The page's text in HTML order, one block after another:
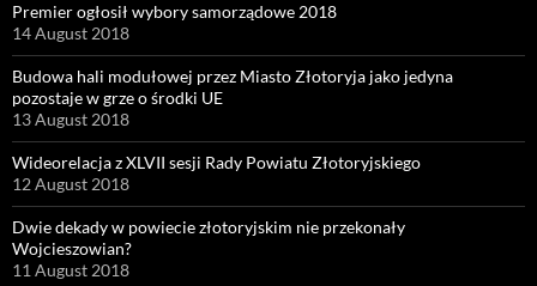
Premier ogłosił wybory samorządowe 2018
14 August 2018
Budowa hali modułowej przez Miasto Złotoryja jako jedyna
pozostaje w grze o środki UE
13 August 2018
Wideorelacja z XLVII sesji Rady Powiatu Złotoryjskiego
12 August 2018
Dwie dekady w powiecie złotoryjskim nie przekonały
Wojcieszowian?
11 August 2018